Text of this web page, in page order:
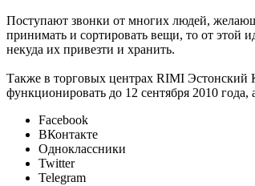
Поступают звонки от многих людей,
принимать и сортировать вещи, то от этой
некуда их привезти и хранить.
Также в торговых центрах RIMI Эстонский
функционировать до 12 сентября 2010
Facebook
ВКонтакте
Одноклассники
Twitter
Telegram